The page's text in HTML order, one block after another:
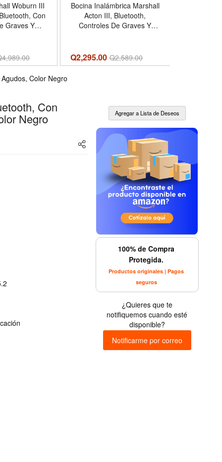
Woburn III
Con
Graves Y
4,989.00
Bocina Inalámbrica Marshall
Acton III, Bluetooth,
Controles De Graves Y
Q2,295.00 Q2,589.00
Color Negro
Con
Negro
100% de Compra
Protegida.
Productos originales | Pagos
seguros
¿Quieres que te
notifiquemos cuando esté
disponible?
Notificarme por correo